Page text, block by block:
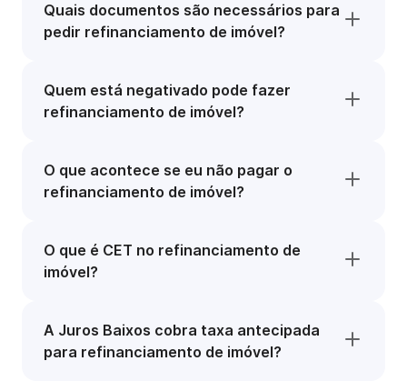
Quais documentos são necessários para
pedir refinanciamento de imóvel?
Quem está negativado pode fazer
refinanciamento de imóvel?
O que acontece se eu não pagar o
refinanciamento de imóvel?
O que é CET no refinanciamento de
imóvel?
A Juros Baixos cobra taxa antecipada
para refinanciamento de imóvel?